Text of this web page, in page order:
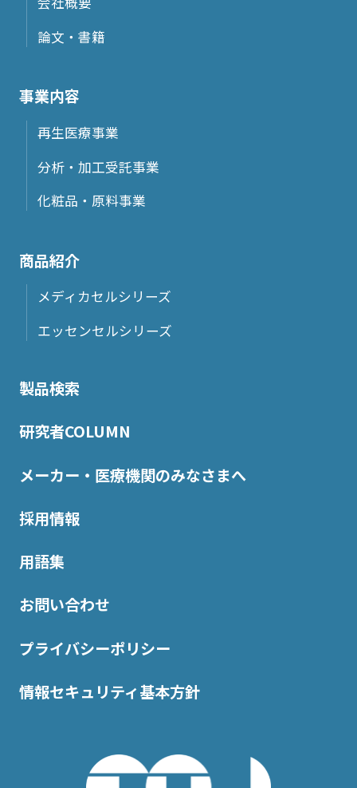
論文・書籍
事業内容
再生医療事業
分析・加工受託事業
化粧品・原料事業
商品紹介
メディカセルシリーズ
エッセンセルシリーズ
製品検索
研究者COLUMN
メーカー・医療機関のみなさまへ
採用情報
用語集
お問い合わせ
プライバシーポリシー
情報セキュリティ基本方針